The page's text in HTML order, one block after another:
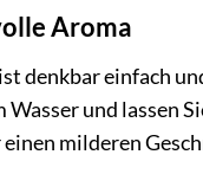
Aroma
denkbar einfach
und lassen
milderen